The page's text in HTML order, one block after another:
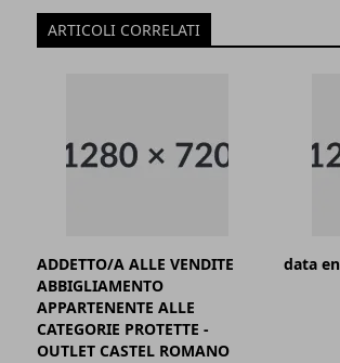
ARTICOLI CORRELATI
ADDETTO/A ALLE VENDITE
ABBIGLIAMENTO
APPARTENENTE ALLE
CATEGORIE PROTETTE -
OUTLET CASTEL ROMANO
data